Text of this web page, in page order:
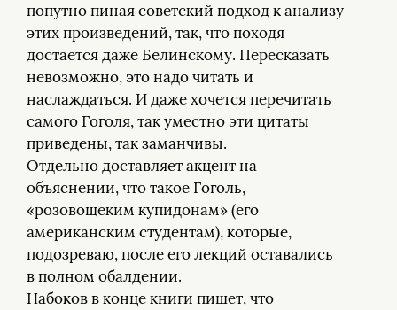
попутно пиная советский подход к анализу
этих произведений, так, что походя
достается даже Белинскому. Пересказать
невозможно, это надо читать и
наслаждаться. И даже хочется перечитать
самого Гоголя, так уместно эти цитаты
приведены, так заманчивы.
Отдельно доставляет акцент на
объяснении, что такое Гоголь,
«розовощеким купидонам» (его
американским студентам), которые,
подозреваю, после его лекций оставались
в полном обалдении.
Набоков в конце книги пишет, что